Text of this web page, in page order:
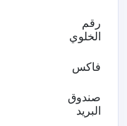
رقم
الخلوي
فاكس
صندوق
البريد